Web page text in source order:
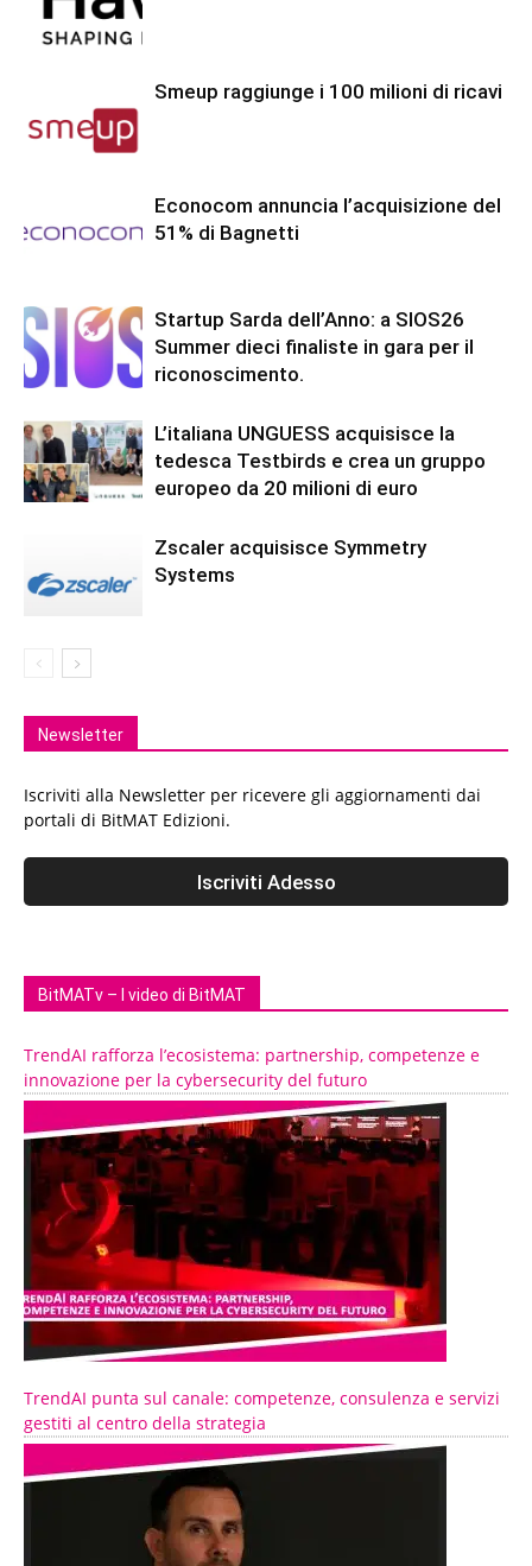
Smeup raggiunge i 100 milioni di ricavi
Econocom annuncia l’acquisizione del
51% di Bagnetti
Startup Sarda dell’Anno: a SIOS26
Summer dieci finaliste in gara per il
riconoscimento.
L’italiana UNGUESS acquisisce la
tedesca Testbirds e crea un gruppo
europeo da 20 milioni di euro
Zscaler acquisisce Symmetry
Systems
Newsletter
Iscriviti alla Newsletter per ricevere gli aggiornamenti dai
portali di BitMAT Edizioni.
BitMATv – I video di BitMAT
TrendAI rafforza l’ecosistema: partnership, competenze e
innovazione per la cybersecurity del futuro
TrendAI punta sul canale: competenze, consulenza e servizi
gestiti al centro della strategia